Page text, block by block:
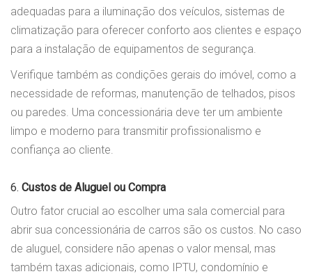
adequadas para a iluminação dos veículos, sistemas de
climatização para oferecer conforto aos clientes e espaço
para a instalação de equipamentos de segurança.
Verifique também as condições gerais do imóvel, como a
necessidade de reformas, manutenção de telhados, pisos
ou paredes. Uma concessionária deve ter um ambiente
limpo e moderno para transmitir profissionalismo e
confiança ao cliente.
6. Custos de Aluguel ou Compra
Outro fator crucial ao escolher uma sala comercial para
abrir sua concessionária de carros são os custos. No caso
de aluguel, considere não apenas o valor mensal, mas
também taxas adicionais, como IPTU, condomínio e